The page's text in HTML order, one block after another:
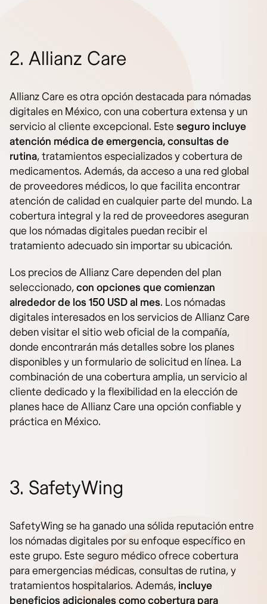
2. Allianz Care
Allianz Care es otra opción destacada para nómadas
digitales en México, con una cobertura extensa y un
servicio al cliente excepcional. Este seguro incluye
atención médica de emergencia, consultas de
rutina, tratamientos especializados y cobertura de
medicamentos. Además, da acceso a una red global
de proveedores médicos, lo que facilita encontrar
atención de calidad en cualquier parte del mundo. La
cobertura integral y la red de proveedores aseguran
que los nómadas digitales puedan recibir el
tratamiento adecuado sin importar su ubicación.
Los precios de Allianz Care dependen del plan
seleccionado,con opciones que comienzan
alrededor de los 150 USD al mes. Los nómadas
digitales interesados en los servicios de Allianz Care
deben visitar el sitio web oficial de la compañía,
donde encontrarán más detalles sobre los planes
disponibles y un formulario de solicitud en línea. La
combinación de una cobertura amplia, un servicio al
cliente dedicado y la flexibilidad en la elección de
planes hace de Allianz Care una opción confiable y
práctica en México.
3. SafetyWing
SafetyWing se ha ganado una sólida reputación entre
los nómadas digitales por su enfoque específico en
este grupo. Este seguro médico ofrece cobertura
para emergencias médicas, consultas de rutina, y
tratamientos hospitalarios. Además, incluye
beneficios adicionales como cobertura para